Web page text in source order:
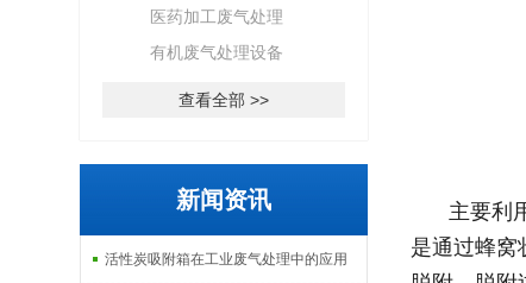
医药加工废气处理
有机废气处理设备
查看全部 >>
新闻资讯
活性炭吸附箱在工业废气处理中的应用
主要利
是通过蜂窝